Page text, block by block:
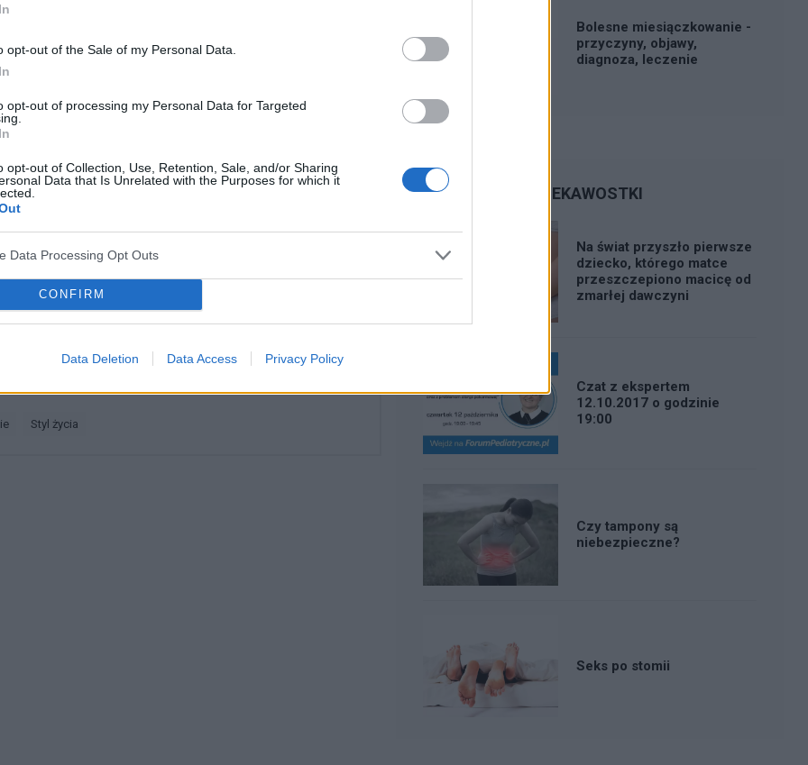
opt-out of the Sale of my Personal Data.
opt-out of processing my Personal Data for Targeted
opt-out of Collection, Use, Retention, Sale, and/or Sharing
Data that Is Unrelated with the Purposes for which it
Data Processing Opt Outs
CONFIRM
Data Deletion Data Access Privacy Policy
myślałam że śluz, normalna sprawa. Ale nie
lub zielono- żółty. Mam też czerwone wargi
bo za każdym razem mokre majtki przeciekną i mam
męczące bardzo. Stosowalam juz rózne leki z apteki
nic to nie dało. Miała któraś z was tak ?
dawna takie wypustki, teraz zauważyłam że jeden jest
być ?
styl życia
Bolesne miesiączkowanie -
przyczyny, objawy,
diagnoza, leczenie
CIEKAWOSTKI
Na świat przyszło pierwsze
dziecko, którego matce
przeszczepiono macicę od
zmarłej dawczyni
Czat z ekspertem
12.10.2017 o godzinie
19:00
Czy tampony są
niebezpieczne?
Seks po stomii